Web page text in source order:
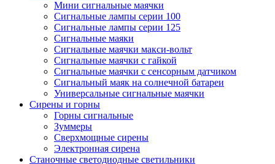
Мини сигнальные маячки
Сигнальные лампы серии 100
Сигнальные лампы серии 125
Сигнальные маяки
Сигнальные маячки макси-вольт
Сигнальные маячки с гайкой
Сигнальные маячки с сенсорным датчиком
Сигнальный маяк на солнечной батареи
Универсальные сигнальные маячки
Сирены и горны
Горны сигнальные
Зуммеры
Сверхмощные сирены
Электронная сирена
Станочные светодиодные светильники